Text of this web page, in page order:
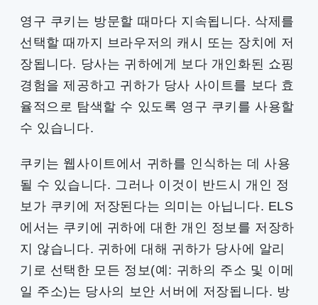
영구 쿠키는 방문할 때마다 지속됩니다. 삭제를
선택할 때까지 브라우저의 캐시 또는 장치에 저
장됩니다. 당사는 귀하에게 보다 개인화된 쇼핑
경험을 제공하고 귀하가 당사 사이트를 보다 효
율적으로 탐색할 수 있도록 영구 쿠키를 사용할
수 있습니다.
쿠키는 웹사이트에서 귀하를 인식하는 데 사용
될 수 있습니다. 그러나 이것이 반드시 개인 정
보가 쿠키에 저장된다는 의미는 아닙니다. ELS
에서는 쿠키에 귀하에 대한 개인 정보를 저장하
지 않습니다. 귀하에 대해 귀하가 당사에 알리
기로 선택한 모든 정보(예: 귀하의 주소 및 이메
일 주소)는 당사의 보안 서버에 저장됩니다. 방